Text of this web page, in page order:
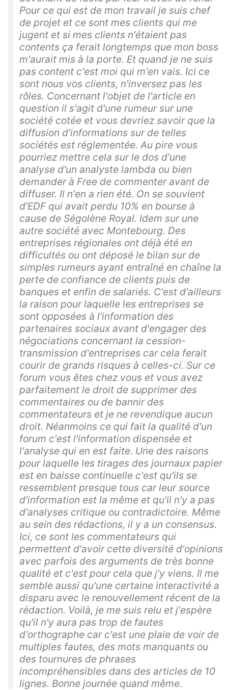
Pour ce qui est de mon travail je suis chef
de projet et ce sont mes clients qui me
jugent et si mes clients n'étaient pas
contents ça ferait longtemps que mon boss
m'aurait mis à la porte. Et quand je ne suis
pas content c'est moi qui m'en vais. Ici ce
sont nous vos clients, n'inversez pas les
rôles. Concernant l'objet de l'article en
question il s'agit d'une rumeur sur une
société cotée et vous devriez savoir que la
diffusion d'informations sur de telles
sociétés est réglementée. Au pire vous
pourriez mettre cela sur le dos d'une
analyse d'un analyste lambda ou bien
demander à Free de commenter avant de
diffuser. Il n'en a rien été. On se souvient
d'EDF qui avait perdu 10% en bourse à
cause de Ségolène Royal. Idem sur une
autre société avec Montebourg. Des
entreprises régionales ont déjà été en
difficultés ou ont déposé le bilan sur de
simples rumeurs ayant entraîné en chaîne la
perte de confiance de clients puis de
banques et enfin de salariés. C'est d'ailleurs
la raison pour laquelle les entreprises se
sont opposées à l'information des
partenaires sociaux avant d'engager des
négociations concernant la cession-
transmission d'entreprises car cela ferait
courir de grands risques à celles-ci. Sur ce
forum vous êtes chez vous et vous avez
parfaitement le droit de supprimer des
commentaires ou de bannir des
commentateurs et je ne revendique aucun
droit. Néanmoins ce qui fait la qualité d'un
forum c'est l'information dispensée et
l'analyse qui en est faite. Une des raisons
pour laquelle les tirages des journaux papier
est en baisse continuelle c'est qu'ils se
ressemblent presque tous car leur source
d'information est la même et qu'il n'y a pas
d'analyses critique ou contradictoire. Même
au sein des rédactions, il y a un consensus.
Ici, ce sont les commentateurs qui
permettent d'avoir cette diversité d'opinions
avec parfois des arguments de très bonne
qualité et c'est pour cela que j'y viens. Il me
semble aussi qu'une certaine interactivité a
disparu avec le renouvellement récent de la
rédaction. Voilà, je me suis relu et j'espère
qu'il n'y aura pas trop de fautes
d'orthographe car c'est une plaie de voir de
multiples fautes, des mots manquants ou
des tournures de phrases
incompréhensibles dans des articles de 10
lignes. Bonne journée quand même.